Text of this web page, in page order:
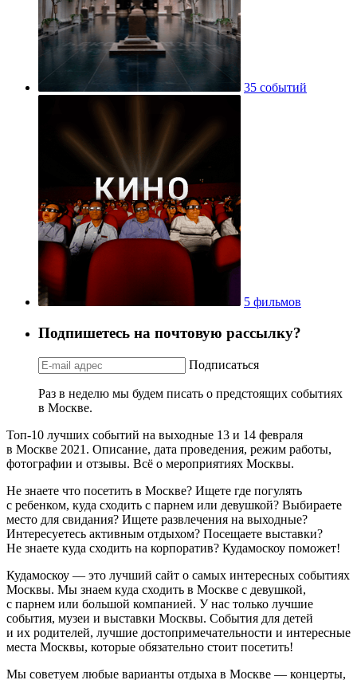
35 событий
5 фильмов
Подпишетесь на почтовую рассылку?
Подписаться
Раз в неделю мы будем писать о предстоящих событиях
в Москве.
Топ-10 лучших событий на выходные 13 и 14 февраля
в Москве 2021. Описание, дата проведения, режим работы,
фотографии и отзывы. Всё о мероприятиях Москвы.
Не знаете что посетить в Москве? Ищете где погулять
с ребенком, куда сходить с парнем или девушкой? Выбираете
место для свидания? Ищете развлечения на выходные?
Интересуетесь активным отдыхом? Посещаете выставки?
Не знаете куда сходить на корпоратив? Кудамоскоу поможет!
Кудамоскоу — это лучший сайт о самых интересных событиях
Москвы. Мы знаем куда сходить в Москве с девушкой,
с парнем или большой компанией. У нас только лучшие
события, музеи и выставки Москвы. События для детей
и их родителей, лучшие достопримечательности и интересные
места Москвы, которые обязательно стоит посетить!
Мы советуем любые варианты отдыха в Москве — концерты,